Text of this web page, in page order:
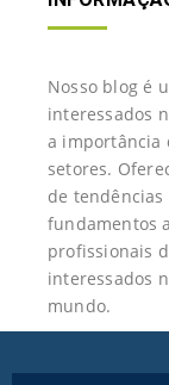
Nosso blog é
interessados
a importância
setores.
de
fundamentos
profissionais
interessados
mundo.